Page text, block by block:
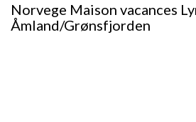
Norvege Maison vacances
Åmland/Grønsfjorden